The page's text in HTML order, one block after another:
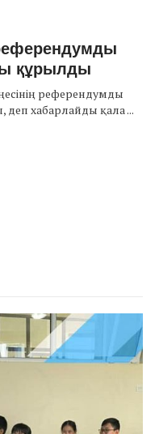
құрылды
референдумды
хабарлайды қала ...